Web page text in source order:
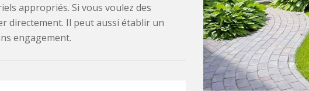
appropriés. Si vous voulez des
directement. Il peut aussi établir un
engagement.